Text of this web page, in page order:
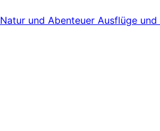
Natur und Abenteuer Ausflüge und